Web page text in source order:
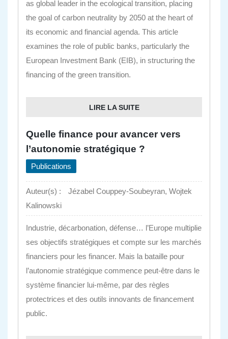
as global leader in the ecological transition, placing
the goal of carbon neutrality by 2050 at the heart of
its economic and financial agenda. This article
examines the role of public banks, particularly the
European Investment Bank (EIB), in structuring the
financing of the green transition.
LIRE LA SUITE
Quelle finance pour avancer vers
l’autonomie stratégique ?
Publications
Auteur(s) :
Jézabel Couppey-Soubeyran, Wojtek
Kalinowski
Industrie, décarbonation, défense… l’Europe multiplie
ses objectifs stratégiques et compte sur les marchés
financiers pour les financer. Mais la bataille pour
l’autonomie stratégique commence peut-être dans le
système financier lui-même, par des règles
protectrices et des outils innovants de financement
public.